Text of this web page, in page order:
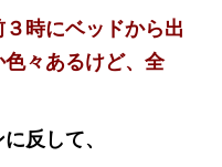
３時にベッドから出
々あるけど、全
反して、